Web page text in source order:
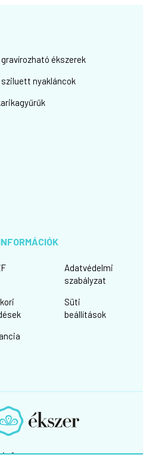
ékszerek
sziluett nyakláncok
Adatvédelmi
szabályzat
Süti
beállítások